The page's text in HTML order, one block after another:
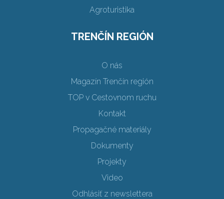
Agroturistika
TRENČÍN REGIÓN
O nás
Magazín Trenčín región
TOP v Cestovnom ruchu
Kontakt
Propagačné materiály
Dokumenty
Projekty
Video
Odhlásiť z newslettera